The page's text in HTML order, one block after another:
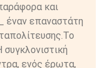
και
έναν επαναστάτη
ενός έρωτα,